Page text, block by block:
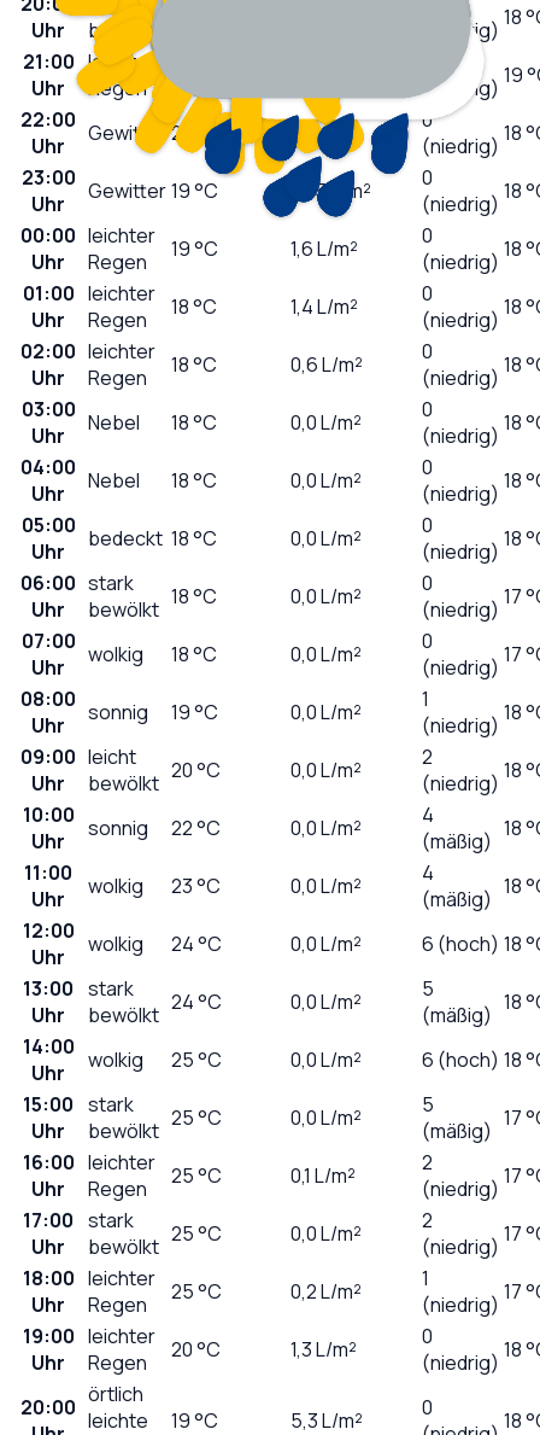
Uhr
bewölkt
(niedrig) 18
21:00
Uhr
leichter
Regen
22
(niedrig) 19
22:00
Uhr
Gewitter 20 °C 1,9 L/m²
0
(niedrig) 18
23:00
Uhr
Gewitter19°C 16,5 L/m²
0
(niedrig) 18
00:00
Uhr
leichter
Regen
19°C 1,6L/m²
0
(niedrig) 18
01:00
Uhr
leichter
Regen
18°C 1,4L/m²
0
(niedrig) 18
02:00
Uhr
leichter
Regen
18°C 0,6L/m²
0
(niedrig) 18
03:00
Uhr
Nebel 18°C 0,0L/m²
0
(niedrig) 18
04:00
Uhr
Nebel 18°C 0,0L/m²
0
(niedrig) 18
05:00
Uhr
bedeckt 18°C 0,0L/m²
0
(niedrig) 18
06:00
Uhr
stark
bewölkt 18°C 0,0L/m²
0
(niedrig) 17
07:00
Uhr
wolkig 18°C 0,0L/m²
0
(niedrig) 17
08:00
Uhr
sonnig 19°C 0,0L/m²
1
(niedrig) 18
09:00
Uhr
leicht
bewölkt 20°C 0,0L/m²
2
(niedrig) 18
10:00
Uhr
sonnig 22°C 0,0L/m²
4
(mäßig) 18
11:00
Uhr
wolkig 23°C 0,0L/m²
4
(mäßig) 18
12:00
Uhr
wolkig 24°C 0,0L/m² 6 (hoch) 18
13:00
Uhr
stark
bewölkt 24°C 0,0L/m²
5
(mäßig) 18
14:00
Uhr
wolkig 25°C 0,0L/m² 6 (hoch) 18
15:00
Uhr
stark
bewölkt 25°C 0,0L/m²
5
(mäßig) 17
16:00
Uhr
leichter
Regen
25°C 0,1 L/m²
2
(niedrig) 17
17:00
Uhr
stark
bewölkt 25°C 0,0L/m²
2
(niedrig) 17
18:00
Uhr
leichter
Regen
25°C 0,2L/m²
1
(niedrig) 17
19:00
Uhr
leichter
Regen
20°C 1,3L/m²
0
(niedrig) 18
20:00 örtlich
leichte
19°C 5,3L/m²
0
18